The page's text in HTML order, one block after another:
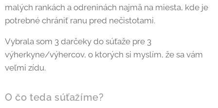
malých rankách a odreninách najmä na miesta, kde je
potrebné chrániť ranu pred nečistotami.
Vybrala som 3 darčeky do súťaže pre 3
výherkyne/výhercov, o ktorých si myslím, že sa vám
veľmi zídu.
O čo teda súťažíme?